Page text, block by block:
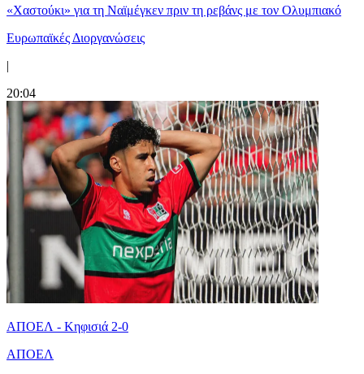
«Χαστούκι» για τη Ναϊμέγκεν πριν τη ρεβάνς με τον Ολυμπιακό
Ευρωπαϊκές Διοργανώσεις
|
20:04
ΑΠΟΕΛ - Κηφισιά 2-0
ΑΠΟΕΛ